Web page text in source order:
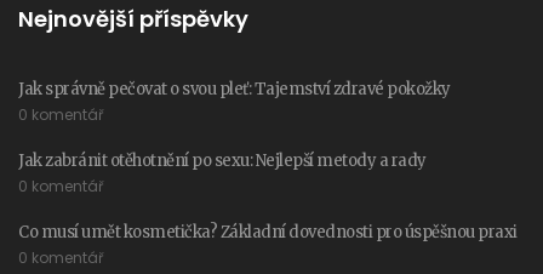
Nejnovější příspěvky
Jak správně pečovat o svou pleť: Tajemství zdravé pokožky
0 komentář
Jak zabránit otěhotnění po sexu: Nejlepší metody a rady
0 komentář
Co musí umět kosmetička? Základní dovednosti pro úspěšnou praxi
0 komentář